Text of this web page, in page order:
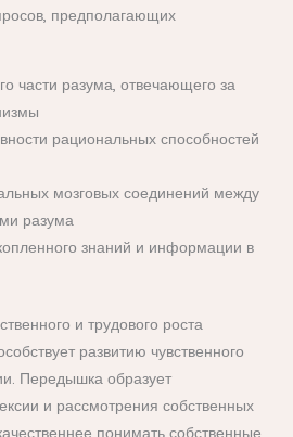
предполагающих
части разума, отвечающего за
рациональных способностей
мозговых соединений между
разума
знаний и информации в
и трудового роста
развитию чувственного
Передышка образует
и рассмотрения собственных
понимать собственные